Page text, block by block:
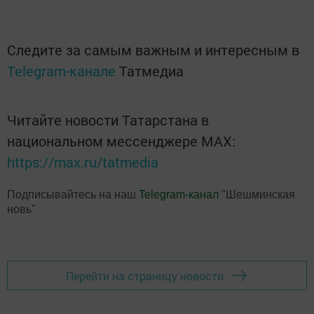
Следите за самым важным и интересным в
Telegram-канале Татмедиа
Читайте новости Татарстана в
национальном мессенджере MАХ:
https://max.ru/tatmedia
Подписывайтесь на наш Telegram-канал "Шешминская
новь"
Перейти на страницу новости